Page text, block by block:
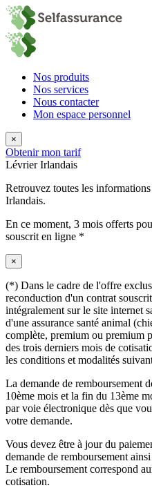
Nos produits
Nos services
Nous contacter
Mon espace personnel
×
Obtenir mon tarif
Lévrier Irlandais
Retrouvez toutes les
Irlandais.
En ce moment, 3 mois offerts
souscrit en ligne *
×
(*) Dans le cadre de l'offre
reconduction d'un contrat
intégralement sur le site internet
d'une assurance santé animal
complète, premium ou premium
des trois derniers mois de
les conditions et modalités
La demande de remboursement
10ème mois et la fin du 13ème
par voie électronique dès que
votre demande.
Vous devez être à jour du
demande de remboursement
Le remboursement correspond
cotisation.